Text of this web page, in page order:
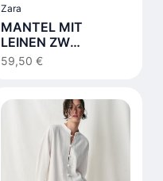
Zara
MANTEL MIT
LEINEN ZW
COLLECTION
59,50 €